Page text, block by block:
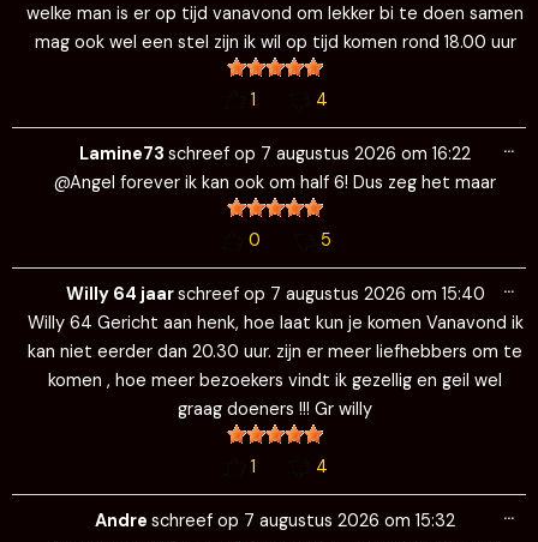
welke man is er op tijd vanavond om lekker bi te doen samen
mag ook wel een stel zijn ik wil op tijd komen rond 18.00 uur
1 4
Lamine73 schreef op 7 augustus 2026 om 16:22
@Angel forever ik kan ook om half 6! Dus zeg het maar
0 5
…
Willy 64 jaarschreef op 7 augustus 2026 om 15:40
Willy 64 Gericht aan henk, hoe laat kun je komen Vanavond ik
kan niet eerder dan 20.30 uur. zijn er meer liefhebbers om te
komen , hoe meer bezoekers vindt ik gezellig en geil wel
graag doeners !!! Gr willy
1 4
…
Andre schreef op 7 augustus 2026 om 15:32
…